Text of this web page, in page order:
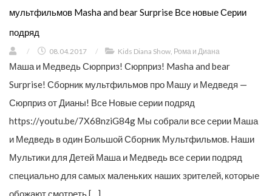
мультфильмов Masha and bear Surprise Все новые Серии
подряд
/ 08.04.2017 / Kids Diana Show Рома и Диана
Маша и Медведь Сюрприз! Сюрприз! Masha and bear
Surprise! Сборник мультфильмов про Машу и Медведя —
Сюрприз от Дианы! Все Новые серии подряд
https://youtu.be/7X68nziG84g Мы собрали все серии Маша
и Медведь в один Большой Сборник Мультфильмов. Наши
Мультики для Детей Маша и Медведь все серии подряд
специально для самых маленьких наших зрителей, которые
обожают смотреть […]